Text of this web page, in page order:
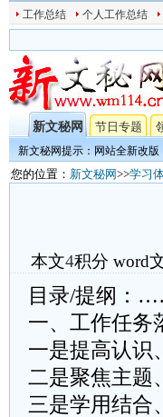
工作总结 个人工作总结
新文秘网 节日专题
新文秘网提示：网站全新改
您的位置： 新文秘网>>学习
本文4积分 word
目录/提纲：
一、工作任务
一是提高认识
二是聚焦主题
三是学用结合